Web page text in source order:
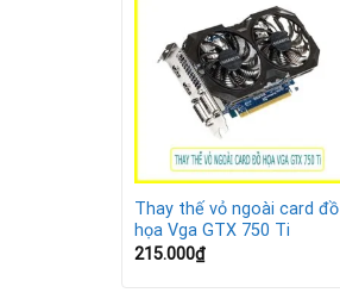
Thay thế vỏ ngoài card đồ
họa Vga GTX 750 Ti
215.000₫